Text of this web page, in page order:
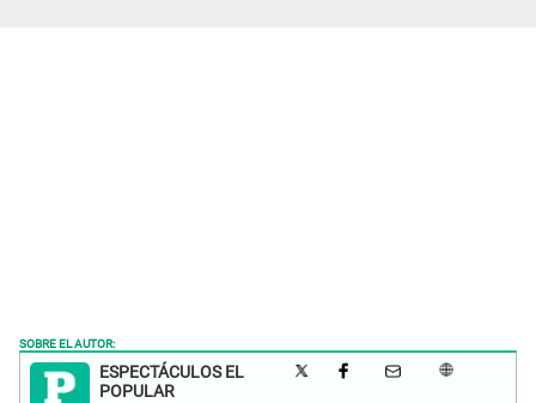
SOBRE EL AUTOR:
ESPECTÁCULOS EL
POPULAR